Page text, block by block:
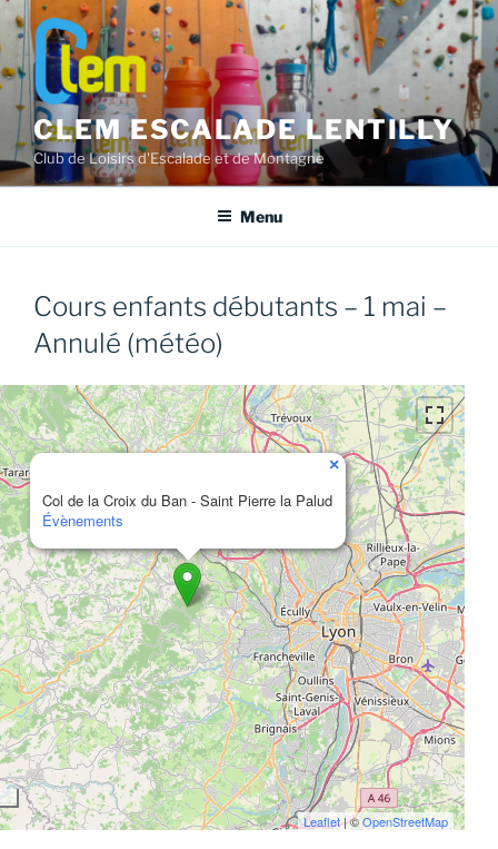
Aller
au
contenu
principal
CLEM ESCALADE LENTILLY
Club de Loisirs d'Escalade et de Montagne
Menu
Cours enfants débutants – 1 mai –
Annulé (météo)
Col de la Croix du Ban - Saint Pierre la Palud
Évènements
×
Leaflet| ©OpenStreetMap